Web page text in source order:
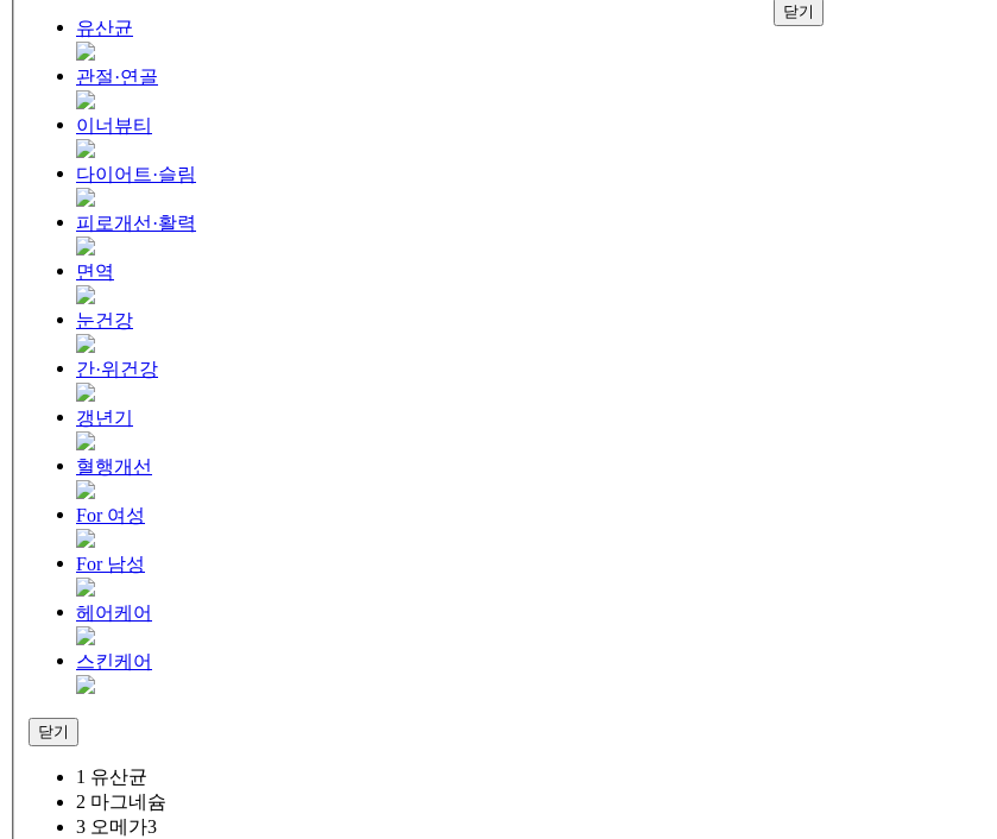
유산균
관절·연골
이너뷰티
다이어트·슬림
피로개선·활력
면역
눈건강
간·위건강
갱년기
혈행개선
For 여성
For 남성
헤어케어
스킨케어
닫기
1 유산균
2 마그네슘
3 오메가3
닫기